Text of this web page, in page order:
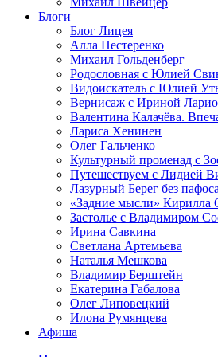
Блоги
Блог Лицея
Алла Нестеренко
Михаил Гольденберг
Родословная с Юлией
Видоискатель с Юлией
Вернисаж с Ириной
Валентина Калачёва.
Лариса Хенинен
Олег Гальченко
Культурный променад с
Путешествуем с Лидией
Лазурный Берег без
«Задние мысли»
Застолье с Владимиром
Ирина Савкина
Светлана Артемьева
Наталья Мешкова
Владимир Берштейн
Екатерина Габалова
Олег Липовецкий
Илона Румянцева
Афиша